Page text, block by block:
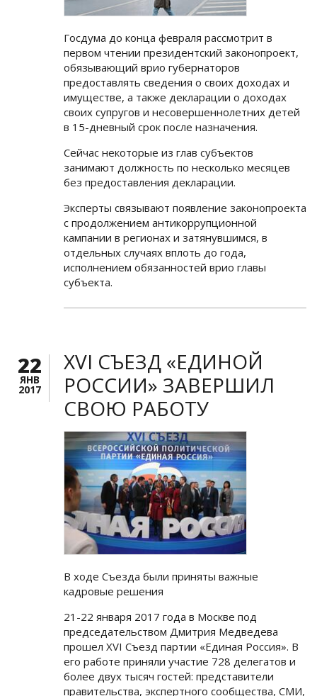
Госдума до конца февраля рассмотрит в
первом чтении президентский законопроект,
обязывающий врио губернаторов
предоставлять сведения о своих доходах и
имуществе, а также декларации о доходах
своих супругов и несовершеннолетних детей
в 15-дневный срок после назначения.
Сейчас некоторые из глав субъектов
занимают должность по несколько месяцев
без предоставления декларации.
Эксперты связывают появление законопроекта
с продолжением антикоррупционной
кампании в регионах и затянувшимся, в
отдельных случаях вплоть до года,
исполнением обязанностей врио главы
субъекта.
22
ЯНВ
2017
XVI СЪЕЗД «ЕДИНОЙ
РОССИИ» ЗАВЕРШИЛ
СВОЮ РАБОТУ
В ходе Съезда были приняты важные
кадровые решения
21-22 января 2017 года в Москве под
председательством Дмитрия Медведева
прошел XVI Съезд партии «Единая Россия». В
его работе приняли участие 728 делегатов и
более двух тысяч гостей: представители
правительства, экспертного сообщества, СМИ,